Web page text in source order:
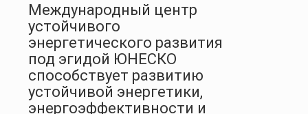
Международный центр
устойчивого
энергетического развития
под эгидой ЮНЕСКО
способствует развитию
устойчивой энергетики,
энергоэффективности и